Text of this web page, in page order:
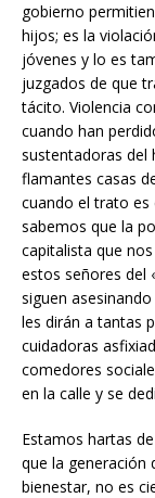
gobierno
hijos; es la
jóvenes y lo es
juzgados de que
tácito. Violencia
cuando han
sustentadoras del
flamantes casas
cuando el trato es
sabemos que la
capitalista que
estos señores del
siguen
les dirán a tantas
cuidadoras
comedores
en la calle y se
Estamos hartas
que la generación
bienestar, no es